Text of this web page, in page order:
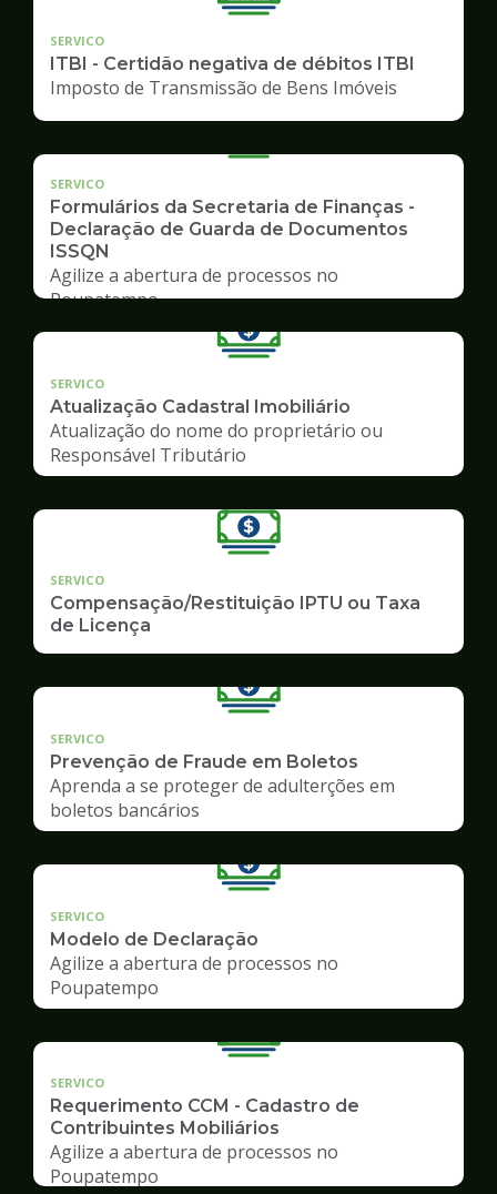
SERVICO
ITBI - Certidão negativa de débitos ITBI
Imposto de Transmissão de Bens Imóveis
SERVICO
Formulários da Secretaria de Finanças -
Declaração de Guarda de Documentos
ISSQN
Agilize a abertura de processos no
Poupatempo
SERVICO
Atualização Cadastral Imobiliário
Atualização do nome do proprietário ou
Responsável Tributário
SERVICO
Compensação/Restituição IPTU ou Taxa
de Licença
SERVICO
Prevenção de Fraude em Boletos
Aprenda a se proteger de adulterções em
boletos bancários
SERVICO
Modelo de Declaração
Agilize a abertura de processos no
Poupatempo
SERVICO
Requerimento CCM - Cadastro de
Contribuintes Mobiliários
Agilize a abertura de processos no
Poupatempo